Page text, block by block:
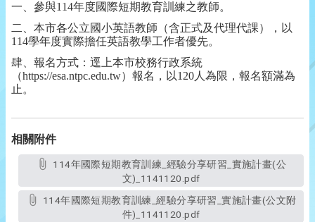
一、參與114年度國際短期教育訓練之教師。
二、本市各公立國小英語教師（含正式及代理代課），以
114學年度實際擔任英語教學工作者優先。
肆、報名方式：逕上本市校務行政系統
（https://esa.ntpc.edu.tw）報名，以120人為限，報名額滿為
止。
相關附件
文)_1141120.pdf
件)_1141120.pdf